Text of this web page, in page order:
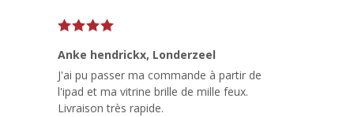
Anke hendrickx, Londerzeel
J'ai pu passer ma commande à partir de
l'ipad et ma vitrine brille de mille feux.
Livraison très rapide.